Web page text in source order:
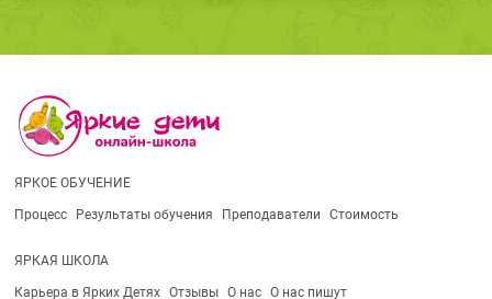
ЯРКОЕ ОБУЧЕНИЕ
Процесс Результаты обучения Преподаватели Стоимость
ЯРКАЯ ШКОЛА
Карьера в Ярких Детях Отзывы О нас О нас пишут